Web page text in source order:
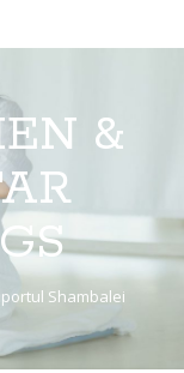
&
Shambalei